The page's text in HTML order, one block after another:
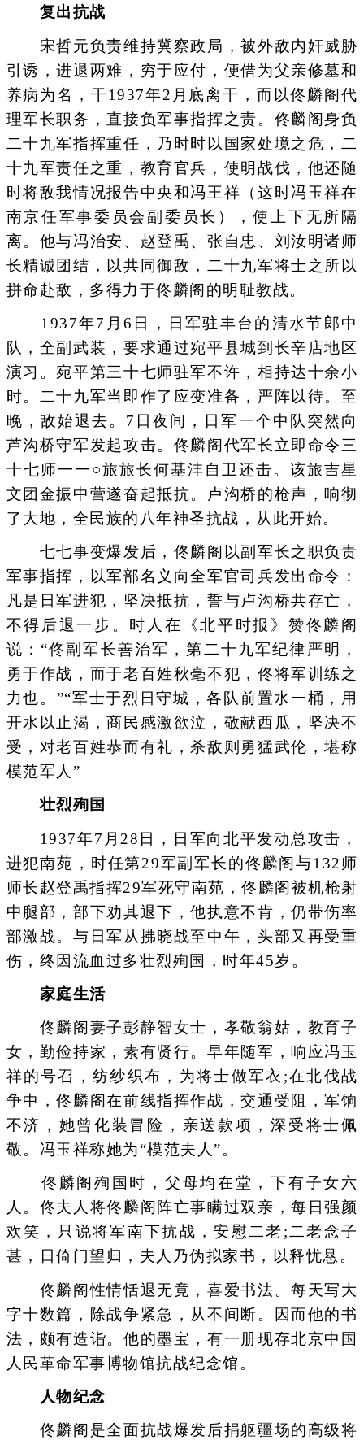
复出抗战
宋哲元负责维持冀察政局，被外敌内奸威胁
引诱，进退两难，穷于应付，便借为父亲修墓和
养病为名，干1937年2月底离干，而以佟麟阁代
理军长职务，直接负军事指挥之责。佟麟阁身负
二十九军指挥重任，乃时时以国家处境之危，二
十九军责任之重，教育官兵，使明战伐，他还随
时将敌我情况报告中央和冯王祥（这时冯玉祥在
南京任军事委员会副委员长），使上下无所隔
离。他与冯治安、赵登禹、张自忠、刘汝明诸师
长精诚团结，以共同御敌，二十九军将士之所以
拼命赴敌，多得力于佟麟阁的明耻教战。
1937年7月6日，日军驻丰台的清水节郎中
队，全副武装，要求通过宛平县城到长辛店地区
演习。宛平第三十七师驻军不许，相持达十余小
时。二十九军当即作了应变准备，严阵以待。至
晚，敌始退去。7日夜间，日军一个中队突然向
芦沟桥守军发起攻击。佟麟阁代军长立即命令三
十七师一一○旅旅长何基沣自卫还击。该旅吉星
文团金振中营遂奋起抵抗。卢沟桥的枪声，响彻
了大地，全民族的八年神圣抗战，从此开始。
七七事变爆发后，佟麟阁以副军长之职负责
军事指挥，以军部名义向全军官司兵发出命令：
凡是日军进犯，坚决抵抗，誓与卢沟桥共存亡，
不得后退一步。时人在《北平时报》赞佟麟阁
说：“佟副军长善治军，第二十九军纪律严明，
勇于作战，而于老百姓秋毫不犯，佟将军训练之
力也。”“军士于烈日守城，各队前置水一桶，用
开水以止渴，商民感激欲泣，敬献西瓜，坚决不
受，对老百姓恭而有礼，杀敌则勇猛武伦，堪称
模范军人”
壮烈殉国
1937年7月28日，日军向北平发动总攻击，
进犯南苑，时任第29军副军长的佟麟阁与132师
师长赵登禹指挥29军死守南苑，佟麟阁被机枪射
中腿部，部下劝其退下，他执意不肯，仍带伤率
部激战。与日军从拂晓战至中午，头部又再受重
伤，终因流血过多壮烈殉国，时年45岁。
家庭生活
佟麟阁妻子彭静智女士，孝敬翁姑，教育子
女，勤俭持家，素有贤行。早年随军，响应冯玉
祥的号召，纺纱织布，为将士做军衣;在北伐战
争中，佟麟阁在前线指挥作战，交通受阻，军饷
不济，她曾化装冒险，亲送款项，深受将士佩
敬。冯玉祥称她为“模范夫人”。
佟麟阁殉国时，父母均在堂，下有子女六
人。佟夫人将佟麟阁阵亡事瞒过双亲，每日强颜
欢笑，只说将军南下抗战，安慰二老;二老念子
甚，日倚门望归，夫人乃伪拟家书，以释忧悬。
佟麟阁性情恬退无竟，喜爱书法。每天写大
字十数篇，除战争紧急，从不间断。因而他的书
法，颇有造诣。他的墨宝，有一册现存北京中国
人民革命军事博物馆抗战纪念馆。
人物纪念
佟麟阁是全面抗战爆发后捐躯疆场的高级将